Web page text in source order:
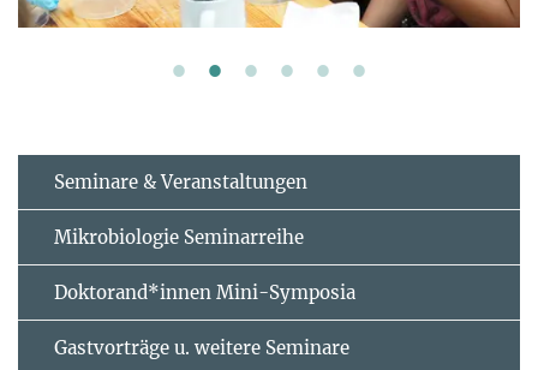
Seminare & Veranstaltungen
Mikrobiologie Seminarreihe
Doktorand*innen Mini-Symposia
Gastvorträge u. weitere Seminare